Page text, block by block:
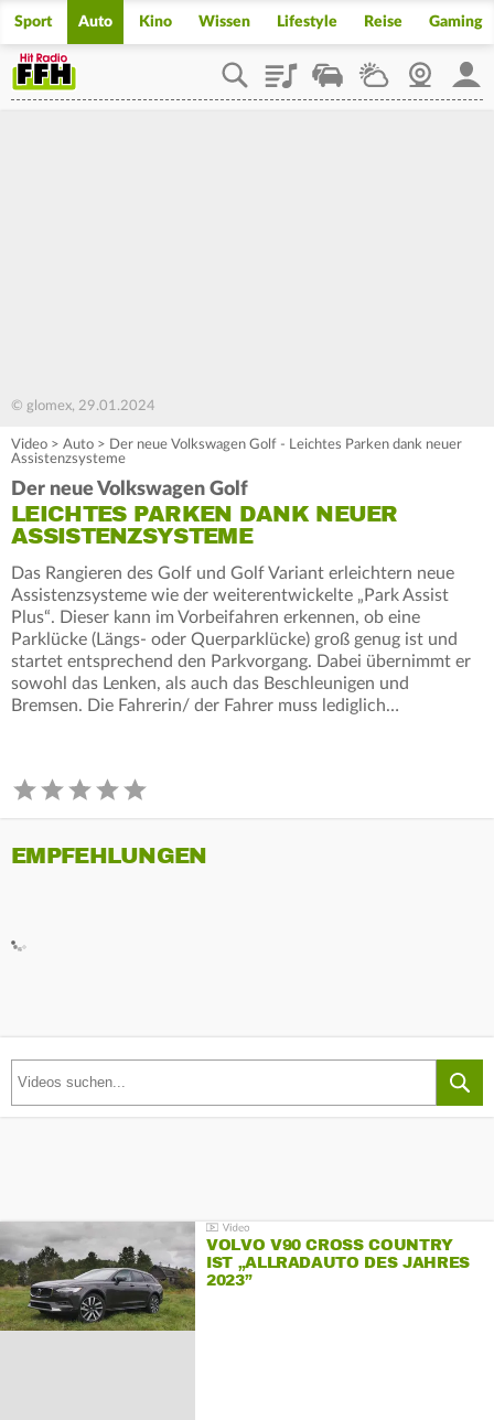
Sport Auto Kino Wissen Lifestyle Reise Gaming
PlaylistStaupilotWetterWebcam
© glomex, 29.01.2024
Video > Auto > Der neue Volkswagen Golf - Leichtes Parken dank neuer
Assistenzsysteme
Der neue Volkswagen Golf
LEICHTES PARKEN DANK NEUER
ASSISTENZSYSTEME
Das Rangieren des Golf und Golf Variant erleichtern neue
Assistenzsysteme wie der weiterentwickelte „Park Assist
Plus“. Dieser kann im Vorbeifahren erkennen, ob eine
Parklücke (Längs- oder Querparklücke) groß genug ist und
startet entsprechend den Parkvorgang. Dabei übernimmt er
sowohl das Lenken, als auch das Beschleunigen und
Bremsen. Die Fahrerin/ der Fahrer muss lediglich…
EMPFEHLUNGEN
VOLVO V90 CROSS COUNTRY
IST „ALLRADAUTO DES JAHRES
2023”